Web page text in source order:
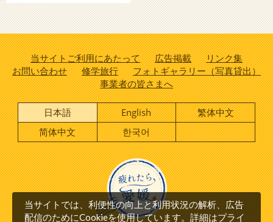
当サイトご利用にあたって 広告掲載
リンク集
お問い合わせ
修学旅行
フォトギャラリー（写真貸出）
事業者の皆さまへ
日本語 English
繁体中文
简体中文
한국어
当サイトでは、利便性の向上と利用状況の解析、広告
配信のためにCookieを使用しています。詳細はプライ